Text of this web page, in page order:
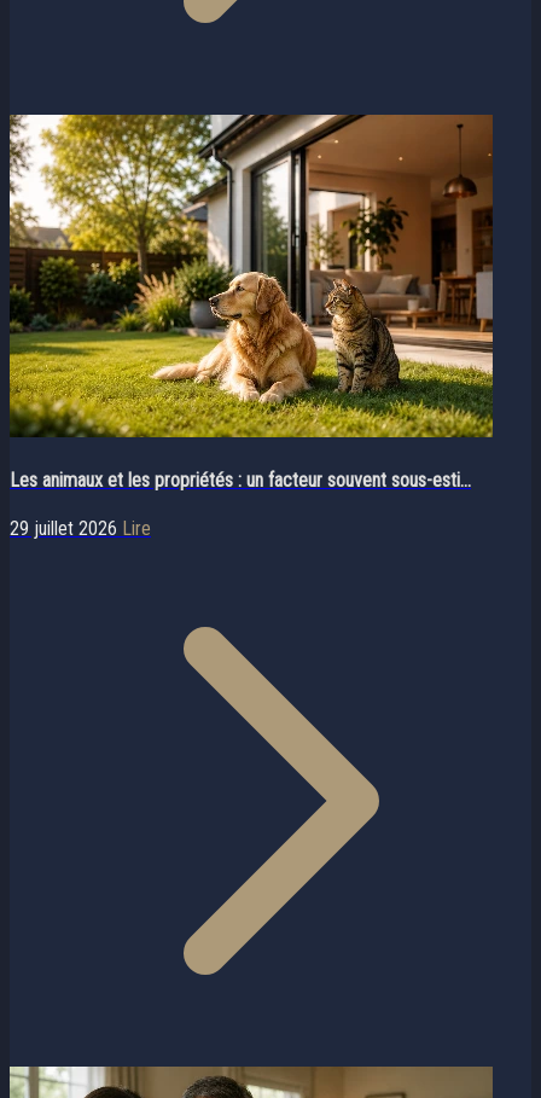
Les animaux et les propriétés : un facteur souvent sous-esti...
29 juillet 2026 Lire